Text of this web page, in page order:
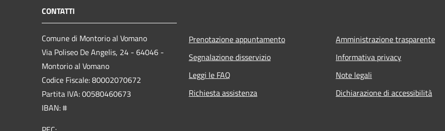
CONTATTI
Comune di Montorio al Vomano
Via Poliseo De Angelis, 24 - 64046 -
Montorio al Vomano
Codice Fiscale: 80002070672
Partita IVA: 00580460673
IBAN: #
Prenotazione appuntamento
Segnalazione disservizio
Leggi le FAQ
Richiesta assistenza
Amministrazione trasparente
Informativa privacy
Note legali
Dichiarazione di accessibilità